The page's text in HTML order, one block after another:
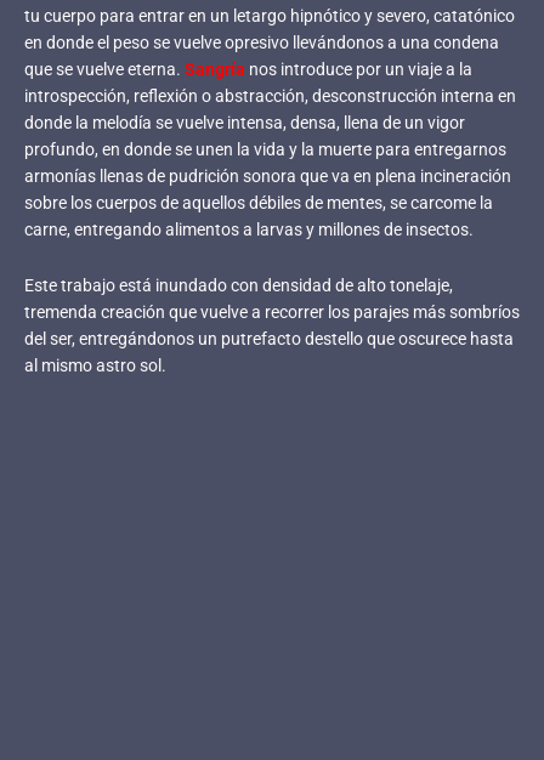
tu cuerpo para entrar en un letargo hipnótico y severo, catatónico
en donde el peso se vuelve opresivo llevándonos a una condena
que se vuelve eterna. Sangría nos introduce por un viaje a la
introspección, reflexión o abstracción, desconstrucción interna en
donde la melodía se vuelve intensa, densa, llena de un vigor
profundo, en donde se unen la vida y la muerte para entregarnos
armonías llenas de pudrición sonora que va en plena incineración
sobre los cuerpos de aquellos débiles de mentes, se carcome la
carne, entregando alimentos a larvas y millones de insectos.
Este trabajo está inundado con densidad de alto tonelaje,
tremenda creación que vuelve a recorrer los parajes más sombríos
del ser, entregándonos un putrefacto destello que oscurece hasta
al mismo astro sol.